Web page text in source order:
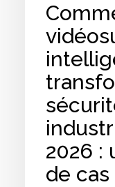
Sénégal
2026 :
de